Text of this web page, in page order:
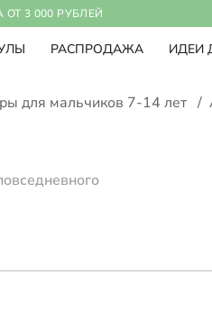
3 000 РУБЛЕЙ
РАСПРОДАЖА ИДЕИ
для мальчиков 7-14 лет /